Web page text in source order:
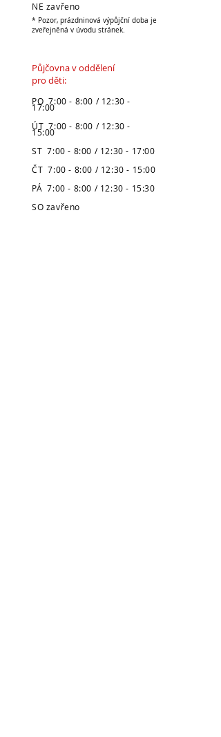
NE zavřeno
* Pozor, prázdninová výpůjční doba je
zveřejněná v úvodu stránek.
Půjčovna v oddělení
pro děti:
PO 7:00 - 8:00 / 12:30 -
17:00
ÚT 7:00 - 8:00 / 12:30 -
15:00
ST 7:00 - 8:00 / 12:30 - 17:00
ČT 7:00 - 8:00 / 12:30 - 15:00
PÁ 7:00 - 8:00 / 12:30 - 15:30
SO zavřeno